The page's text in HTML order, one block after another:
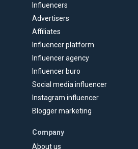
Influencers
Advertisers
Affiliates
Influencer platform
Influencer agency
Influencer buro
Social media influencer
Instagram influencer
Blogger marketing
Company
About us